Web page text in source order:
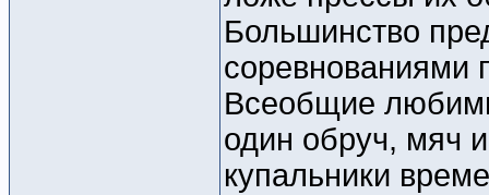
Большинство
соревнованиями
Всеобщие
один обруч, мяч
купальники